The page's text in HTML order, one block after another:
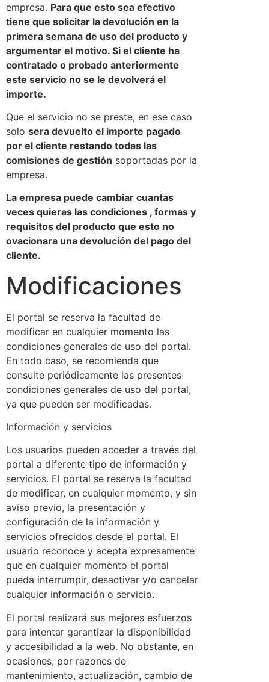
empresa. Para que esto sea efectivo
tiene que solicitar la devolución en la
primera semana de uso del producto y
argumentar el motivo. Si el cliente ha
contratado o probado anteriormente
este servicio no se le devolverá el
importe.
Que el servicio no se preste, en ese caso
solo sera devuelto el importe pagado
por el cliente restando todas las
comisiones de gestión soportadas por la
empresa.
La empresa puede cambiar cuantas
veces quieras las condiciones , formas y
requisitos del producto que esto no
ovacionara una devolución del pago del
cliente.
Modificaciones
El portal se reserva la facultad de
modificar en cualquier momento las
condiciones generales de uso del portal.
En todo caso, se recomienda que
consulte periódicamente las presentes
condiciones generales de uso del portal,
ya que pueden ser modificadas.
Información y servicios
Los usuarios pueden acceder a través del
portal a diferente tipo de información y
servicios. El portal se reserva la facultad
de modificar, en cualquier momento, y sin
aviso previo, la presentación y
configuración de la información y
servicios ofrecidos desde el portal. El
usuario reconoce y acepta expresamente
que en cualquier momento el portal
pueda interrumpir, desactivar y/o cancelar
cualquier información o servicio.
El portal realizará sus mejores esfuerzos
para intentar garantizar la disponibilidad
y accesibilidad a la web. No obstante, en
ocasiones, por razones de
mantenimiento, actualización, cambio de